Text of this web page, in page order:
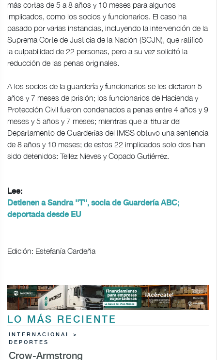
más cortas de 5 a 8 años y 10 meses para algunos
implicados, como los socios y funcionarios. El caso ha
pasado por varias instancias, incluyendo la intervención de la
Suprema Corte de Justicia de la Nación (SCJN), que ratificó
la culpabilidad de 22 personas, pero a su vez solicitó la
reducción de las penas originales.
A los socios de la guardería y funcionarios se les dictaron 5
años y 7 meses de prisión; los funcionarios de Hacienda y
Protección Civil fueron condenados a penas entre 4 años y 9
meses y 5 años y 7 meses; mientras que al titular del
Departamento de Guarderías del IMSS obtuvo una sentencia
de 8 años y 10 meses; de estos 22 implicados solo dos han
sido detenidos: Tellez Nieves y Copado Gutiérrez.
Lee:
Detienen a Sandra ''T'', socia de Guardería ABC;
deportada desde EU
Edición: Estefanía Cardeña
LO MÁS RECIENTE
INTERNACIONAL >
DEPORTES
Crow-Armstrong